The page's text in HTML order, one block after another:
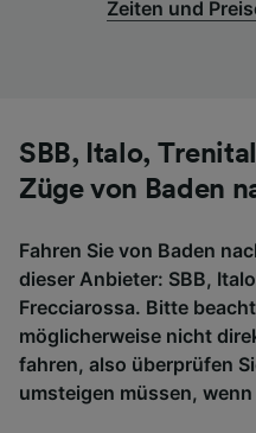
Zeiten und
SBB, Italo,
Züge von Baden
Fahren Sie von Baden
dieser Anbieter: SBB,
Frecciarossa. Bitte
möglicherweise nicht
fahren, also überprüfen
umsteigen müssen,